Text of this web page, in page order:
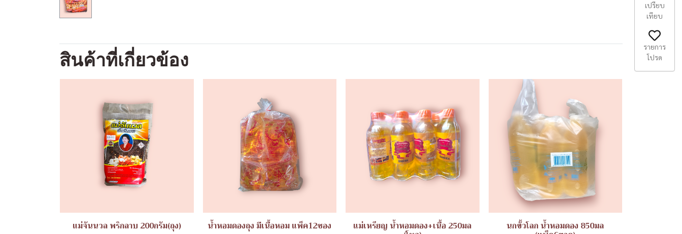
สินค้าที่เกี่ยวข้อง
แม่จันนวล พริกลาบ 200กรัม(ถุง) น้ำหอมดองถุง มีเนื้อหอม แพ็ค12ซอง แม่เหรียญ น้ำหอมดอง+เนื้อ 250มล นกขั้วโลก น้ำหอมดอง 850มล
เปรียบ
เทียบ
รายการ
โปรด